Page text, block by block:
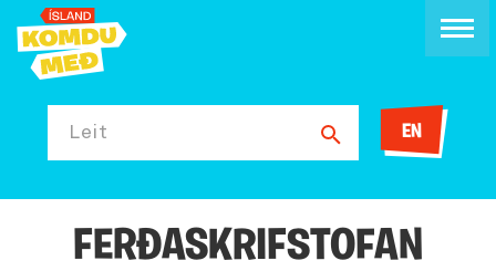
Leit EN
FERÐASKRIFSTOFAN